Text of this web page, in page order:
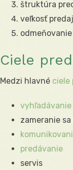
štruktúra
veľkosť
Ciele
Medzi hlavné ciele
zameranie
predávanie
servis